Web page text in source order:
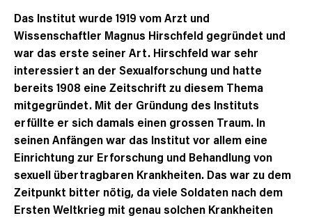
Das Institut wurde 1919 vom Arzt und
Wissenschaftler Magnus Hirschfeld gegründet und
war das erste seiner Art. Hirschfeld war sehr
interessiert an der Sexualforschung und hatte
bereits 1908 eine Zeitschrift zu diesem Thema
mitgegründet. Mit der Gründung des Instituts
erfüllte er sich damals einen grossen Traum. In
seinen Anfängen war das Institut vor allem eine
Einrichtung zur Erforschung und Behandlung von
sexuell übertragbaren Krankheiten. Das war zu dem
Zeitpunkt bitter nötig, da viele Soldaten nach dem
Ersten Weltkrieg mit genau solchen Krankheiten